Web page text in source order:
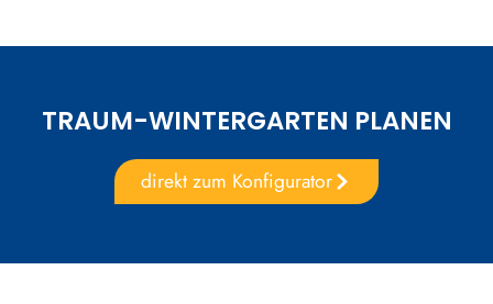
TRAUM-WINTERGARTEN PLANEN
direkt zum Konfigurator